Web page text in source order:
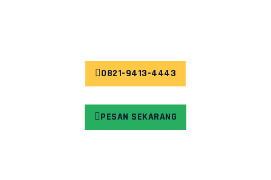
PESAN SEKARANG
0821-9413-4443